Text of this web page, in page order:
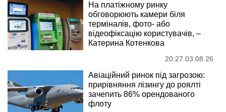
На платіжному ринку
обговорюють камери біля
терміналів, фото- або
відеофіксацію користувачів, –
Катерина Котенкова
20:27 03.08.26
Авіаційний ринок під загрозою:
прирівняння лізингу до роялті
зачепить 86% орендованого
флоту